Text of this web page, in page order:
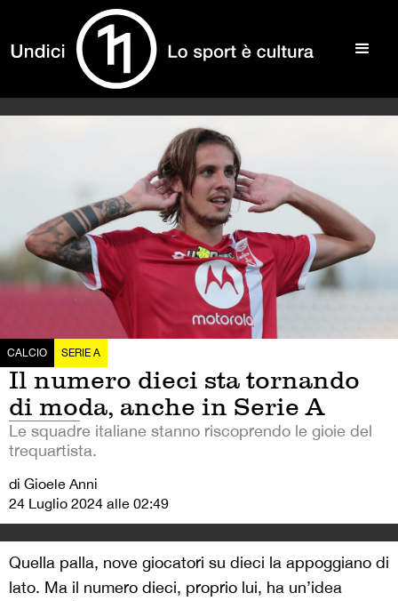
CALCIO SERIE A
Il numero dieci sta tornando
di moda, anche in Serie A
Le squadre italiane stanno riscoprendo le gioie del
trequartista.
di Gioele Anni
24 Luglio 2024 alle 02:49
Quella palla, nove giocatori su dieci la appoggiano di
lato. Ma il numero dieci, proprio lui, ha un’idea